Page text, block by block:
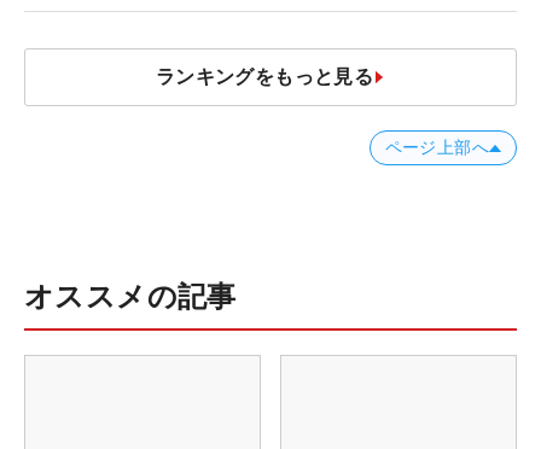
ランキングをもっと見る
ページ上部へ
オススメの記事